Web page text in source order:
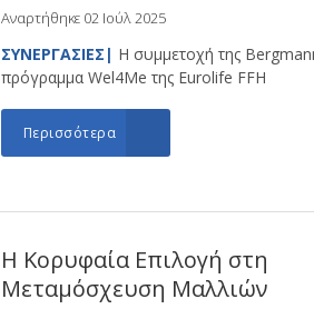
Αναρτήθηκε 02 Ιούλ 2025
ΣΥΝΕΡΓΑΣΙΕΣ| Η συμμετοχή της
πρόγραμμα Wel4Me της Eurolife FFH
Περισσότερα
Η Κορυφαία Επιλογή στη
Μεταμόσχευση Μαλλιών